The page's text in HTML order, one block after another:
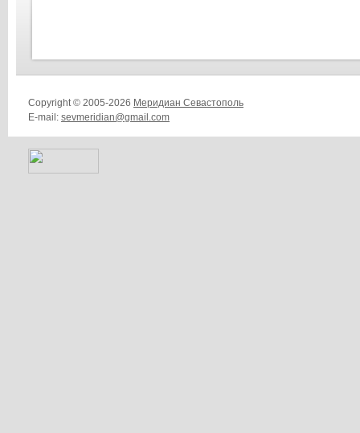
Copyright © 2005-2026 Меридиан Севастополь
E-mail: sevmeridian@gmail.com